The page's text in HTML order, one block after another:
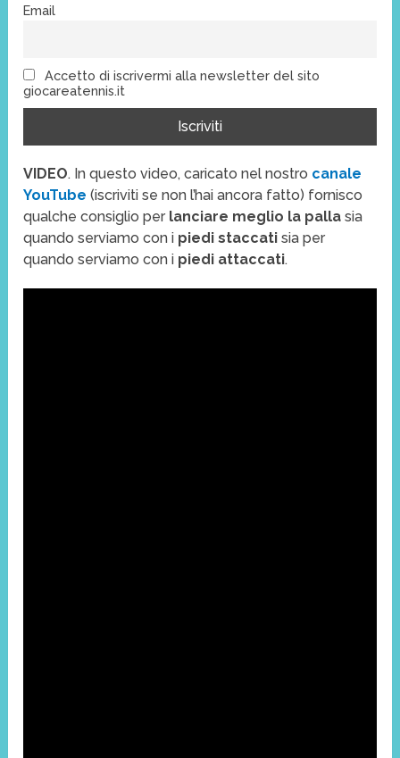
Email
Accetto di iscrivermi alla newsletter del sito
giocareatennis.it
VIDEO. In questo video, caricato nel nostro canale
YouTube (iscriviti se non l’hai ancora fatto) fornisco
qualche consiglio per lanciare meglio la palla sia
quando serviamo con i piedi staccati sia per
quando serviamo con i piedi attaccati.